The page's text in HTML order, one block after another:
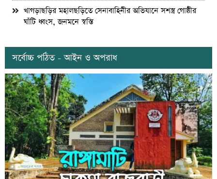
খাগড়াছড়ির মহালছড়িতে সেনাবাহিনীর অভিযানে সশস্ত্র গোষ্ঠীর
ঘাঁটি ধ্বংস, জনমনে স্বস্তি
সর্বোচ্চ পঠিত - আইন ও অপরাধ